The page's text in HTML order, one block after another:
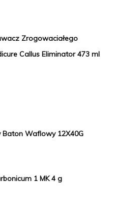
Zrogowaciałego
Callus Eliminator 473 ml
Waflowy 12X40G
1 MK 4 g